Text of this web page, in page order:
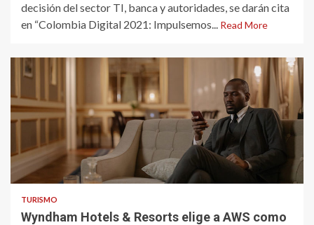
decisión del sector TI, banca y autoridades, se darán cita
en “Colombia Digital 2021: Impulsemos... Read More
TURISMO
Wyndham Hotels & Resorts elige a AWS como